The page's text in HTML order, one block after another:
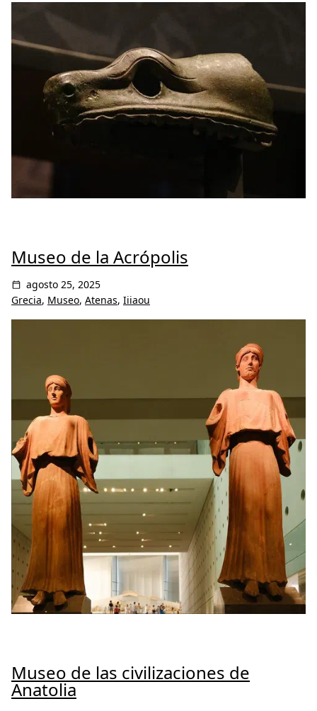
Museo de la Acrópolis
agosto 25, 2025
Grecia, Museo, Atenas, Iiiaou
Museo de las civilizaciones de
Anatolia